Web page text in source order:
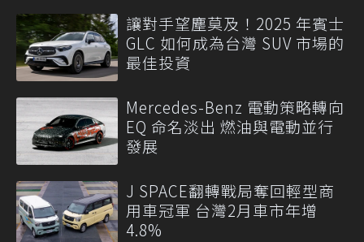
讓對手望塵莫及！2025 年賓士
GLC 如何成為台灣 SUV 市場的
最佳投資
Mercedes-Benz 電動策略轉向
EQ 命名淡出 燃油與電動並行
發展
J SPACE翻轉戰局奪回輕型商
用車冠軍 台灣2月車市年增
4.8%